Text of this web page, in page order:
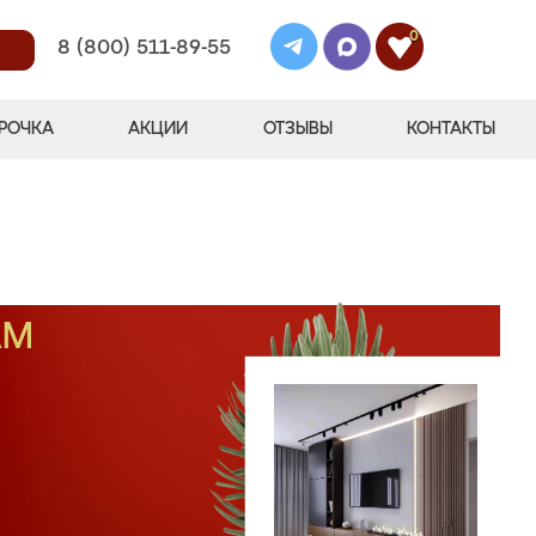
8 (800) 511-89-55
0
АКЦИИ ОТЗЫВЫ КОНТАКТЫ